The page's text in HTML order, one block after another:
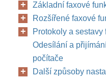
Základní faxové
Rozšířené faxové
Protokoly a sestavy
Odesílání a
počítače
Další způsoby